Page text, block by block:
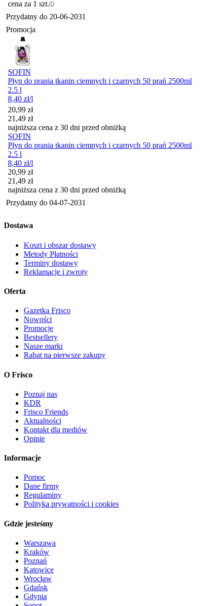
cena za 1 szt.
Przydatny do 20-06-2031
Promocja
SOFIN
Płyn do prania tkanin ciemnych i czarnych 50 prań 2500ml
2.5 l
8,40 zł/l
Cena promocyjna
20,99 zł
21,49 zł
najniższa cena z 30 dni przed obniżką
SOFIN
Płyn do prania tkanin ciemnych i czarnych 50 prań 2500ml
2.5 l
8,40 zł/l
Cena promocyjna
20,99 zł
21,49 zł
najniższa cena z 30 dni przed obniżką
Przydatny do 04-07-2031
Dostawa
Koszt i obszar dostawy
Metody Płatności
Terminy dostawy
Reklamacje i zwroty
Oferta
Gazetka Frisco
Nowości
Promocje
Bestsellery
Nasze marki
Rabat na pierwsze zakupy
O Frisco
Poznaj nas
KDR
Frisco Friends
Aktualności
Kontakt dla mediów
Opinie
Informacje
Pomoc
Dane firmy
Regulaminy
Polityka prywatności i cookies
Gdzie jesteśmy
Warszawa
Kraków
Poznań
Katowice
Wrocław
Gdańsk
Gdynia